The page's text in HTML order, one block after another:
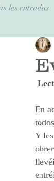
las entradas
Miércoles
Domingo de
En
Y